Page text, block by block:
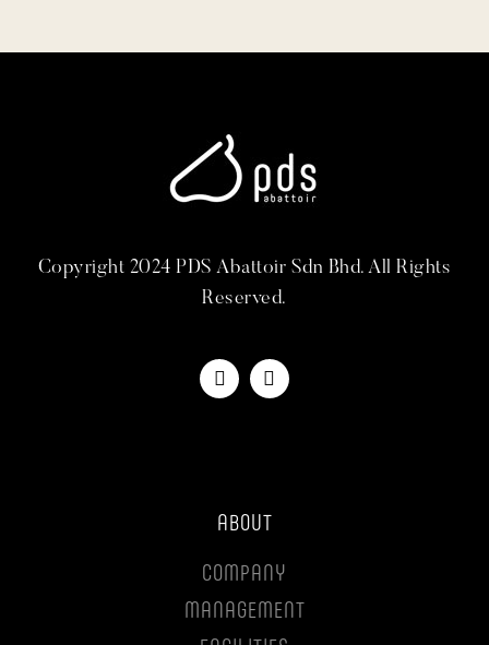
Copyright 2024 PDS Abattoir Sdn Bhd. All Rights
Reserved.
ABOUT
COMPANY
MANAGEMENT